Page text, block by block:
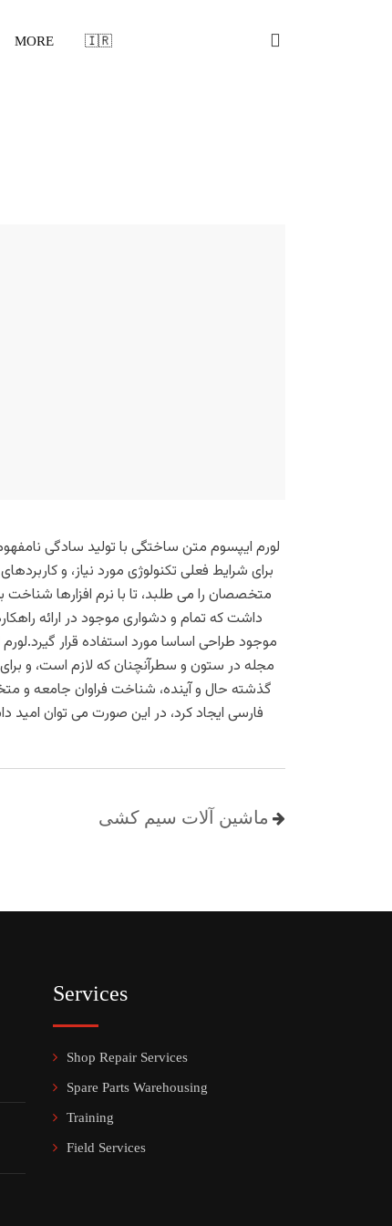
MORE 🇮🇷
لورم ایپسوم متن ساختگی با تولید سادگی
برای شرایط فعلی تکنولوژی مورد نیاز، و
متخصصان را می طلبد، تا با نرم افزارها
داشت که تمام و دشواری موجود در ارائه
موجود طراحی اساسا مورد استفاده قرار
مجله در ستون و سطرآنچنان که لازم است، و
گذشته حال و آینده، شناخت فراوان جامعه و
فارسی ایجاد کرد، در این صورت می توان
ماشین آلات سیم کشی
Services
Shop Repair Services
Spare Parts Warehousing
Training
Field Services